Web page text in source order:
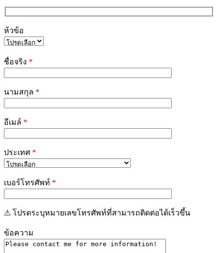
ห้วข้อ
leave
this
field
ชื่อจริง *
นามสกุล *
อีเมล์ *
ประเทศ *
เบอร์โทรศัพท์ *
⚠ โปรดระบุหมายเลขโทรศัพท์ที่สามารถติดต่อได้เร็วขึ้น
ข้อความ